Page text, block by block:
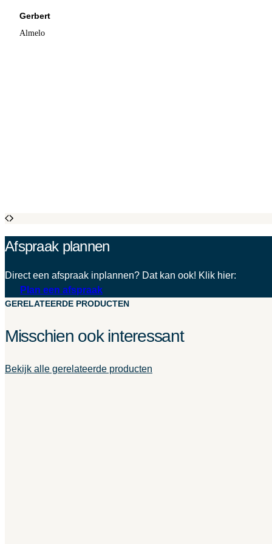
Gerbert
Almelo
Afspraak plannen
Direct een afspraak inplannen? Dat kan ook! Klik hier:
Plan een afspraak
GERELATEERDE PRODUCTEN
Misschien ook interessant
Bekijk alle gerelateerde producten